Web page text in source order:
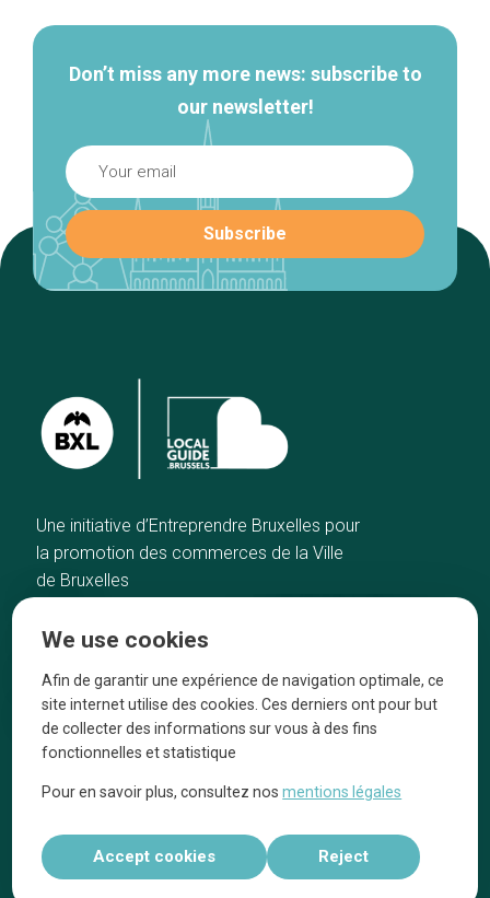
Don’t miss any more news: subscribe to
our newsletter!
Une initiative d’Entreprendre Bruxelles pour
la promotion des commerces de la Ville
de Bruxelles
Our top picks
Neighborhoods
Blog
Tops 10
They talk about us
Legal information
Réalisé par
We use cookies
Afin de garantir une expérience de navigation optimale, ce
site internet utilise des cookies. Ces derniers ont pour but
de collecter des informations sur vous à des fins
fonctionnelles et statistique
Pour en savoir plus, consultez nosmentions légales
Accept cookies Reject